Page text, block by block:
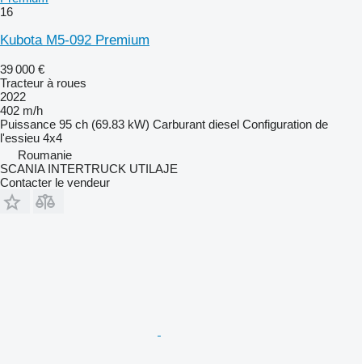
16
Kubota M5-092 Premium
39 000 €
Tracteur à roues
2022
402 m/h
Puissance 95 ch (69.83 kW) Carburant diesel Configuration de
l'essieu 4x4
Roumanie
SCANIA INTERTRUCK UTILAJE
Contacter le vendeur